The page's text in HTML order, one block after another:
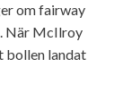
om fairway
När McIlroy
bollen landat